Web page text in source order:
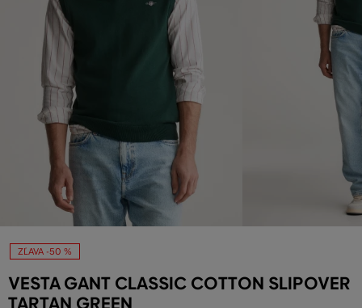
ZĽAVA -50 %
VESTA GANT CLASSIC COTTON SLIPOVER